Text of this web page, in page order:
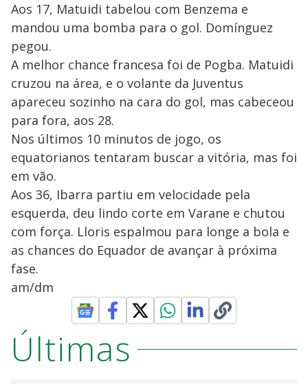
Aos 17, Matuidi tabelou com Benzema e
mandou uma bomba para o gol. Domínguez
pegou.
A melhor chance francesa foi de Pogba. Matuidi
cruzou na área, e o volante da Juventus
apareceu sozinho na cara do gol, mas cabeceou
para fora, aos 28.
Nos últimos 10 minutos de jogo, os
equatorianos tentaram buscar a vitória, mas foi
em vão.
Aos 36, Ibarra partiu em velocidade pela
esquerda, deu lindo corte em Varane e chutou
com força. Lloris espalmou para longe a bola e
as chances do Equador de avançar à próxima
fase.
am/dm
Últimas